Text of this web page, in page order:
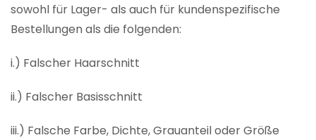
sowohl für Lager- als auch für kundenspezifische
Bestellungen als die folgenden:
i.) Falscher Haarschnitt
ii.) Falscher Basisschnitt
iii.) Falsche Farbe, Dichte, Grauanteil oder Größe